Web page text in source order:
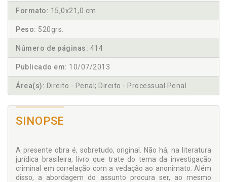
Formato: 15,0x21,0 cm
Peso: 520grs.
Número de páginas: 414
Publicado em: 10/07/2013
Área(s): Direito - Penal; Direito - Processual Penal
SINOPSE
A presente obra é, sobretudo, original. Não há, na literatura
jurídica brasileira, livro que trate do tema da investigação
criminal em correlação com a vedação ao anonimato. Além
disso, a abordagem do assunto procura ser, ao mesmo